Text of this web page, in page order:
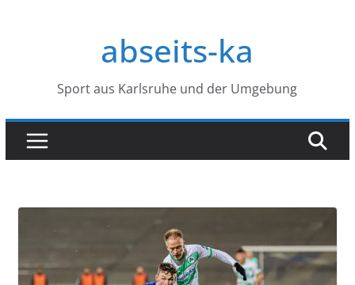
abseits-ka
Sport aus Karlsruhe und der Umgebung